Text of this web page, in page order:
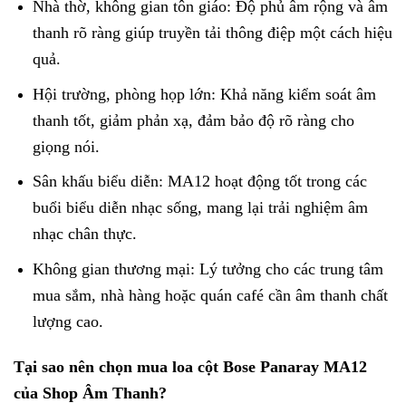
Nhà thờ, không gian tôn giáo: Độ phủ âm rộng và âm
thanh rõ ràng giúp truyền tải thông điệp một cách hiệu
quả.
Hội trường, phòng họp lớn: Khả năng kiểm soát âm
thanh tốt, giảm phản xạ, đảm bảo độ rõ ràng cho
giọng nói.
Sân khấu biểu diễn: MA12 hoạt động tốt trong các
buổi biểu diễn nhạc sống, mang lại trải nghiệm âm
nhạc chân thực.
Không gian thương mại: Lý tưởng cho các trung tâm
mua sắm, nhà hàng hoặc quán café cần âm thanh chất
lượng cao.
Tại sao nên chọn mua loa cột Bose Panaray MA12
của Shop Âm Thanh?